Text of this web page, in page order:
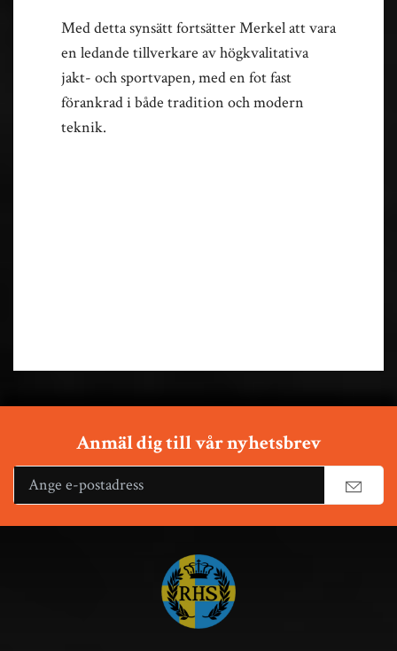
Med detta synsätt fortsätter Merkel att vara
en ledande tillverkare av högkvalitativa
jakt- och sportvapen, med en fot fast
förankrad i både tradition och modern
teknik.
Anmäl dig till vår nyhetsbrev